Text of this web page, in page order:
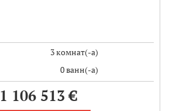
3 комнат(-а)
0 ванн(-а)
1 106 513 €